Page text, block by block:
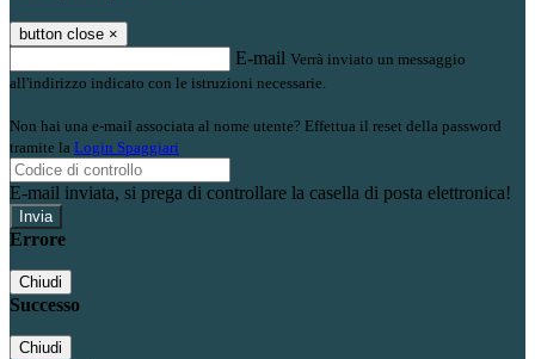
button close ×
E-mail Verrà inviato un messaggio
all'indirizzo indicato con le istruzioni necessarie.
Non hai una e-mail associata al nome utente? Effettua il reset della password
tramite la Login Spaggiari
E-mail inviata, si prega di controllare la casella di posta elettronica!
Errore
Chiudi
Successo
Chiudi